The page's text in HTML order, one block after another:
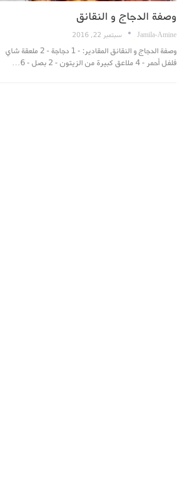
وصفة الدجاج و النقانق
Jamila-Amine سبتمبر 22, 2016
وصفة الدجاج و النقانق المقادير: - 1 دجاجة - 2 ملعقة شاي
فلفل أحمر - 4 ملاعق كبيرة من الزيتون - 2 بصل - 6…